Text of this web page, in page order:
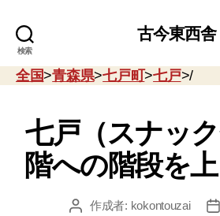
検索
古今東西舎
全国>青森県>七戸町>七戸>/
七戸（スナッ
階への階段を上
投 作成者: kokontouzai
投